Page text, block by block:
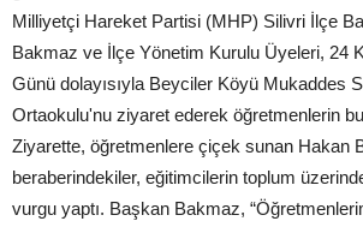
Milliyetçi Hareket Partisi (MHP) Silivri İlçe
Bakmaz ve İlçe Yönetim Kurulu Üyeleri, 24
Günü dolayısıyla Beyciler Köyü Mukaddes
Ortaokulu'nu ziyaret ederek öğretmenlerin
Ziyarette, öğretmenlere çiçek sunan Hakan
beraberindekiler, eğitimcilerin toplum
vurgu yaptı. Başkan Bakmaz,